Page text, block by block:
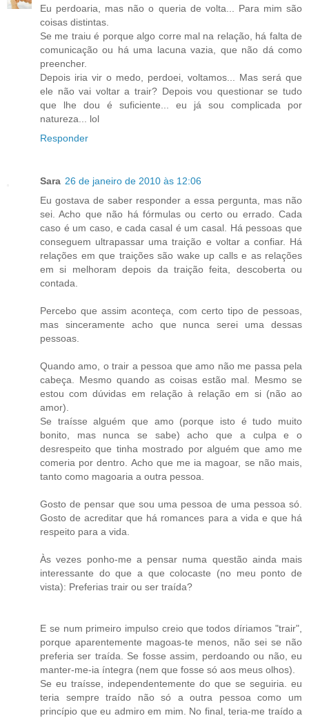
Eu perdoaria, mas não o queria de volta... Para mim são
coisas distintas.
Se me traiu é porque algo corre mal na relação, há falta de
comunicação ou há uma lacuna vazia, que não dá como
preencher.
Depois iria vir o medo, perdoei, voltamos... Mas será que
ele não vai voltar a trair? Depois vou questionar se tudo
que lhe dou é suficiente... eu já sou complicada por
natureza... lol
Responder
Sara 26 de janeiro de 2010 às 12:06
Eu gostava de saber responder a essa pergunta, mas não
sei. Acho que não há fórmulas ou certo ou errado. Cada
caso é um caso, e cada casal é um casal. Há pessoas que
conseguem ultrapassar uma traição e voltar a confiar. Há
relações em que traições são wake up calls e as relações
em si melhoram depois da traição feita, descoberta ou
contada.
Percebo que assim aconteça, com certo tipo de pessoas,
mas sinceramente acho que nunca serei uma dessas
pessoas.
Quando amo, o trair a pessoa que amo não me passa pela
cabeça. Mesmo quando as coisas estão mal. Mesmo se
estou com dúvidas em relação à relação em si (não ao
amor).
Se traísse alguém que amo (porque isto é tudo muito
bonito, mas nunca se sabe) acho que a culpa e o
desrespeito que tinha mostrado por alguém que amo me
comeria por dentro. Acho que me ia magoar, se não mais,
tanto como magoaria a outra pessoa.
Gosto de pensar que sou uma pessoa de uma pessoa só.
Gosto de acreditar que há romances para a vida e que há
respeito para a vida.
Às vezes ponho-me a pensar numa questão ainda mais
interessante do que a que colocaste (no meu ponto de
vista): Preferias trair ou ser traída?
E se num primeiro impulso creio que todos díriamos "trair",
porque aparentemente magoas-te menos, não sei se não
preferia ser traída. Se fosse assim, perdoando ou não, eu
manter-me-ia íntegra (nem que fosse só aos meus olhos).
Se eu traísse, independentemente do que se seguiria. eu
teria sempre traído não só a outra pessoa como um
princípio que eu admiro em mim. No final, teria-me traído a